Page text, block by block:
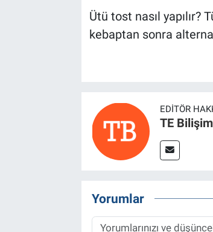
Ütü tost nasıl yapılır?
kebaptan sonra
EDITÖR
TE Bilişim
Yorumlar